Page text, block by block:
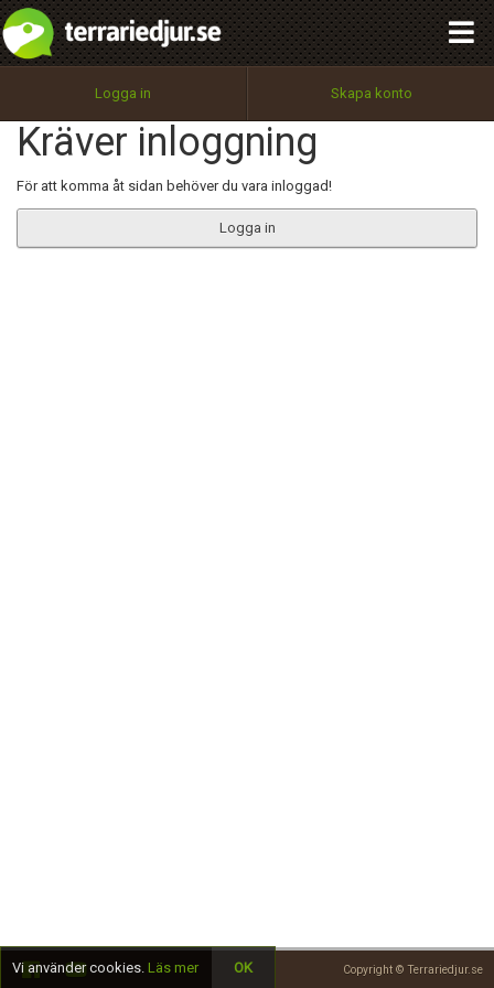
Logga in Skapa konto
Kräver inloggning
För att komma åt sidan behöver du vara inloggad!
Logga in
Copyright © Terrariedjur.se
Utför
100%
OK
integritetspolicy
Namn:
Epost:
Begär nytt lösenord
Tillbaka till förstasidan
Vi använder cookies. Läs mer OK